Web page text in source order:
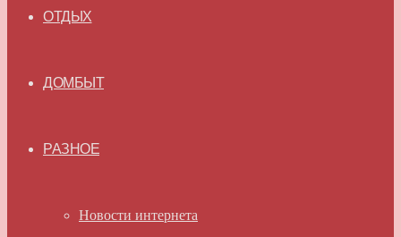
ОТДЫХ
ДОМБЫТ
РАЗНОЕ
Новости интернета